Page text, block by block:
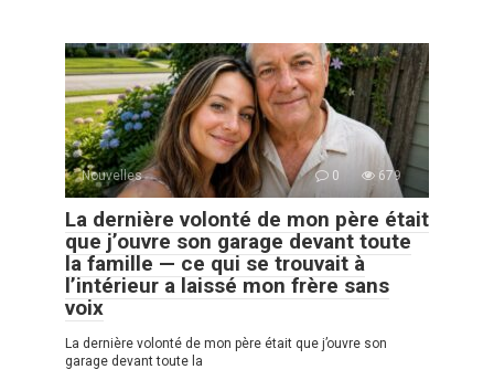
Nouvelles 0 679
La dernière volonté de mon père était
que j’ouvre son garage devant toute
la famille — ce qui se trouvait à
l’intérieur a laissé mon frère sans
voix
La dernière volonté de mon père était que j’ouvre son
garage devant toute la